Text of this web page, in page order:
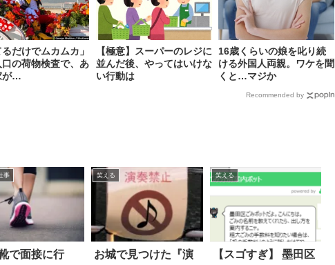
るだけでムカムカ」
の荷物検査で、あ
が…
【極意】スーパーのレジに
並んだ後、やってはいけな
い行動は
16歳くらいの娘を叱り続
ける外国人両親。ワケを聞
くと…マジか
Recommended by
事
で面接に行
笑える
お城で見つけた『演
笑える
【スゴすぎ】 墨田区